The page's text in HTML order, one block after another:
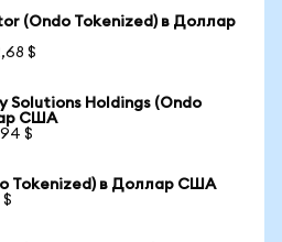
(Ondo Tokenized) в Доллар
$
Solutions Holdings (Ondo
США
$
Tokenized) в Доллар США
$